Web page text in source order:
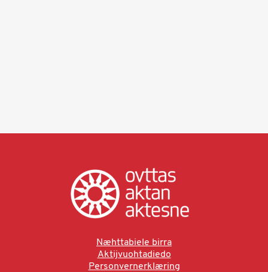
Næhttabiele birra
Aktijvuohtadiedo
Personvernerklæring